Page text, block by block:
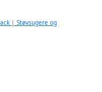
| Støvsugere og